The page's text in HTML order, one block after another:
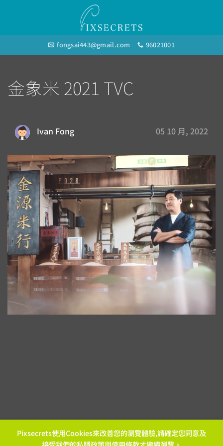
fongsai443@gmail.com 96021001
金象米 2021 TVC
Ivan Fong 05 10 月, 2022
Pixsecrets使用Cookies來改善您的瀏覽體驗,請確定您同意及